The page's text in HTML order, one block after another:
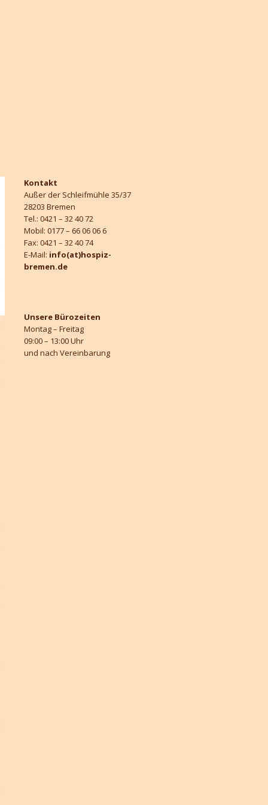
Kontakt
Außer der Schleifmühle 35/37
28203 Bremen
Tel.: 0421 – 32 40 72
Mobil: 0177 – 66 06 06 6
Fax: 0421 – 32 40 74
E-Mail: info(at)hospiz-
bremen.de
Unsere Bürozeiten
Montag – Freitag
09:00 – 13:00 Uhr
und nach Vereinbarung